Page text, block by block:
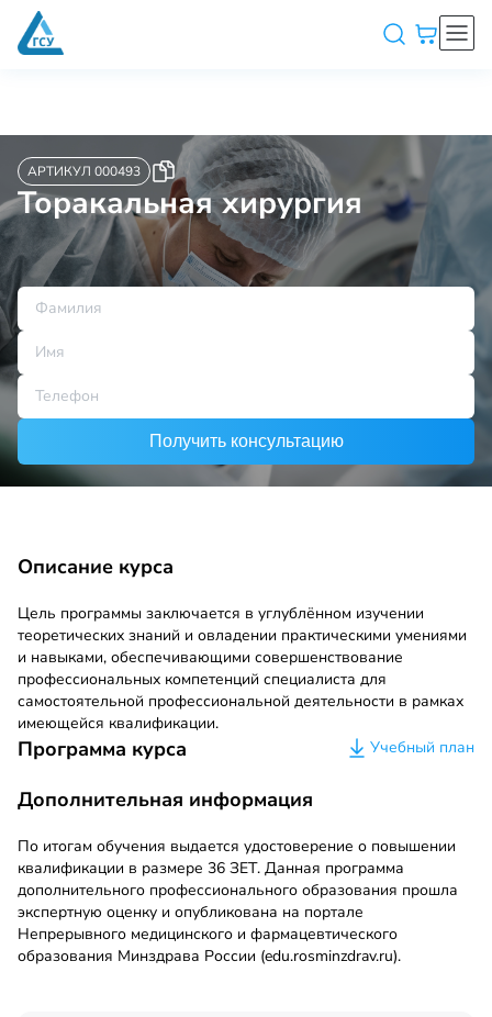
АРТИКУЛ 000493
Торакальная хирургия
Получить консультацию
Описание курса
Цель программы заключается в углублённом изучении
теоретических знаний и овладении практическими умениями
и навыками, обеспечивающими совершенствование
профессиональных компетенций специалиста для
самостоятельной профессиональной деятельности в рамках
имеющейся квалификации.
Программа курса Учебный план
Дополнительная информация
По итогам обучения выдается удостоверение о повышении
квалификации в размере 36 ЗЕТ. Данная программа
дополнительного профессионального образования прошла
экспертную оценку и опубликована на портале
Непрерывного медицинского и фармацевтического
образования Минздрава России (edu.rosminzdrav.ru).